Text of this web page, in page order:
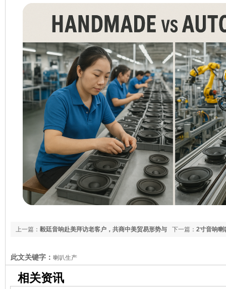
下一篇： 2寸音响喇
上一篇： 毅廷音响赴美拜访老客户，共商中美贸易形势与
此文关键字： 喇叭生产
相关资讯